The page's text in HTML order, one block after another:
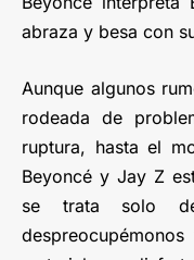
abraza y besa con
Aunque algunos
rodeada de
ruptura, hasta el
Beyoncé y Jay Z
se trata solo